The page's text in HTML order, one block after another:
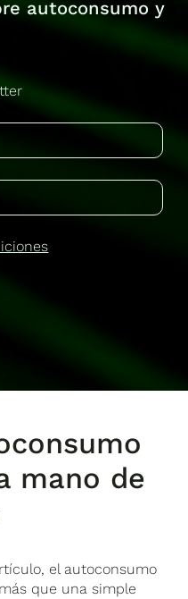
autoconsumo y
mano de
el autoconsumo
que una simple